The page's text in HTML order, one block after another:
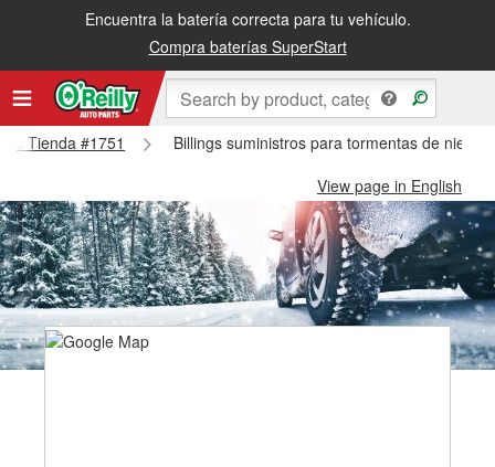
Encuentra la batería correcta para tu vehículo.
Compra baterías SuperStart
Tienda #1751
Billings suministros para tormentas de nieve
View page in English